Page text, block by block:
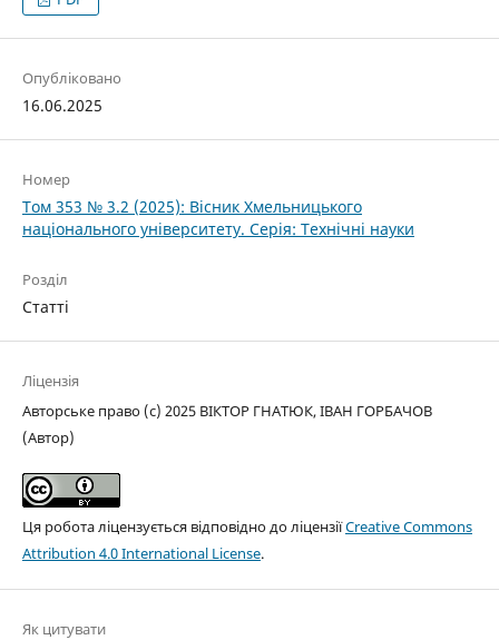
Опубліковано
16.06.2025
Номер
Том 353 № 3.2 (2025): Вісник Хмельницького
національного університету. Серія: Технічні науки
Розділ
Статті
Ліцензія
Авторське право (c) 2025 ВІКТОР ГНАТЮК, ІВАН ГОРБАЧОВ
(Автор)
Ця робота ліцензується відповідно до ліцензіїCreative Commons
Attribution 4.0 International License.
Як цитувати